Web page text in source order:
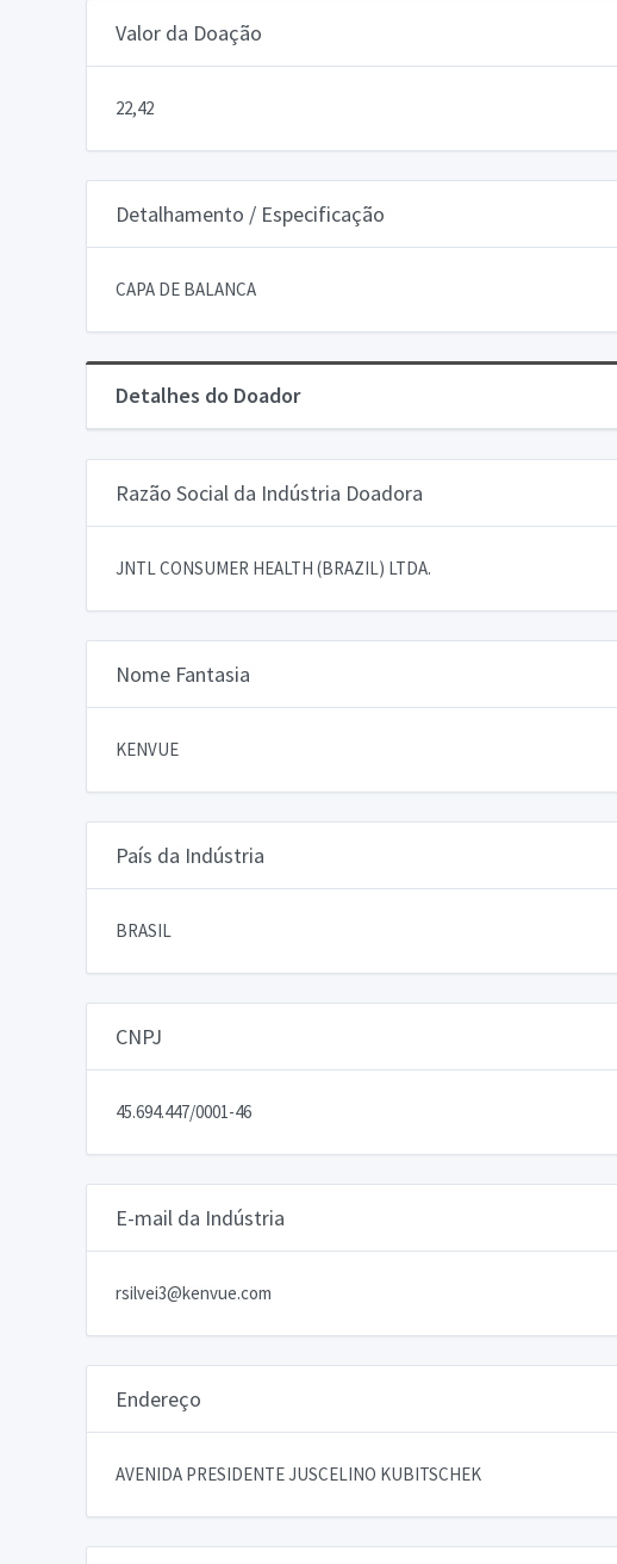
Valor da Doação
22,42
Detalhamento / Especificação
CAPA DE BALANCA
Detalhes do Doador
Razão Social da Indústria Doadora
JNTL CONSUMER HEALTH (BRAZIL) LTDA.
Nome Fantasia
KENVUE
País da Indústria
BRASIL
CNPJ
45.694.447/0001-46
E-mail da Indústria
rsilvei3@kenvue.com
Endereço
AVENIDA PRESIDENTE JUSCELINO KUBITSCHEK